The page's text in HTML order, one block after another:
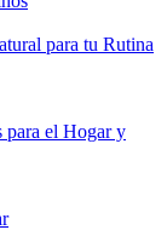
para tu Rutina
para el Hogar y